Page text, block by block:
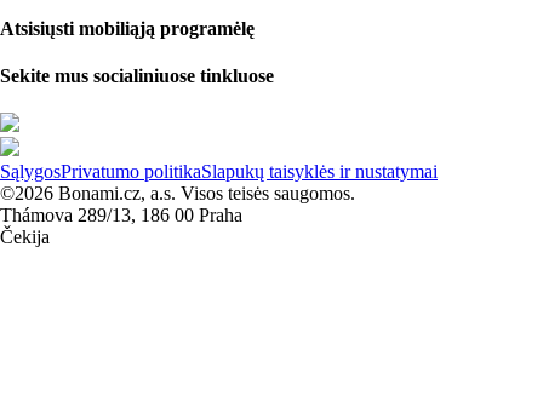
Atsisiųsti mobiliąją programėlę
Sekite mus socialiniuose tinkluose
SąlygosPrivatumo politikaSlapukų taisyklės ir nustatymai
©2026 Bonami.cz, a.s. Visos teisės saugomos.
Thámova 289/13, 186 00 Praha
Čekija